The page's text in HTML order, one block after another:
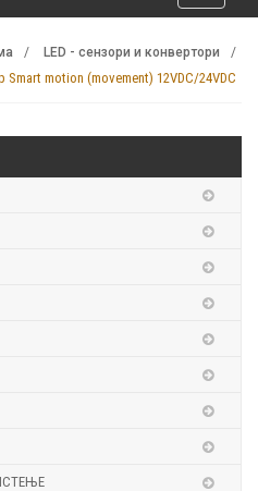
navigation
LED - сензори и конвертори
Smart motion (movement) 12VDC/24VDC